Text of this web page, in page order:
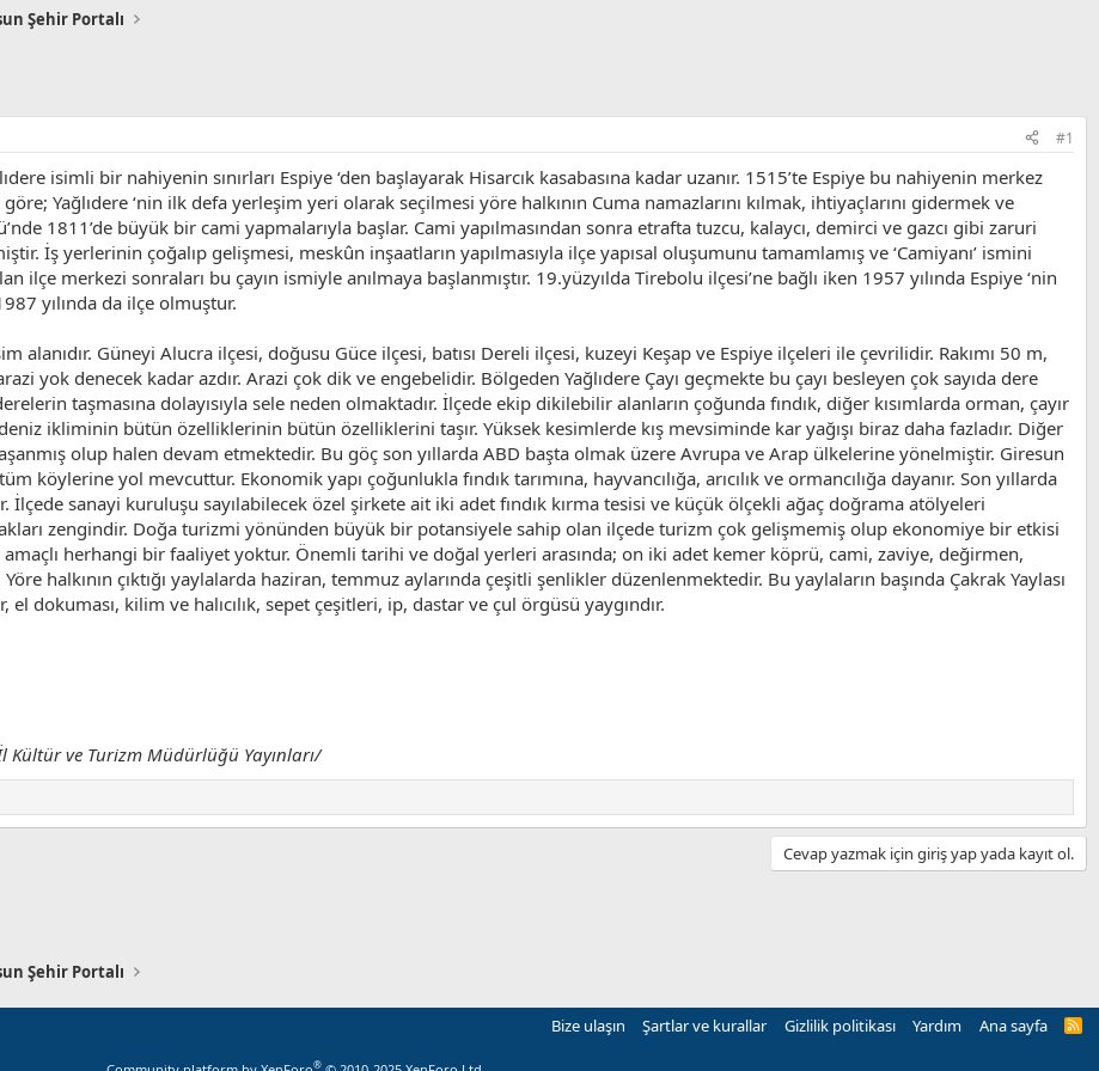
Şehir Portalı
#1
isimli bir nahiyenin sınırları Espiye ‘den başlayarak Hisarcık kasabasına kadar uzanır. 1515’te Espiye bu nahiyenin merkez
Yağlıdere ‘nin ilk defa yerleşim yeri olarak seçilmesi yöre halkının Cuma namazlarını kılmak, ihtiyaçlarını gidermek ve
1811’de büyük bir cami yapmalarıyla başlar. Cami yapılmasından sonra etrafta tuzcu, kalaycı, demirci ve gazcı gibi zaruri
İş yerlerinin çoğalıp gelişmesi, meskûn inşaatların yapılmasıyla ilçe yapısal oluşumunu tamamlamış ve ‘Camiyanı’ ismini
ilçe merkezi sonraları bu çayın ismiyle anılmaya başlanmıştır. 19.yüzyılda Tirebolu ilçesi’ne bağlı iken 1957 yılında Espiye ‘nin
yılında da ilçe olmuştur.
Güneyi Alucra ilçesi, doğusu Güce ilçesi, batısı Dereli ilçesi, kuzeyi Keşap ve Espiye ilçeleri ile çevrilidir. Rakımı 50 m,
yok denecek kadar azdır. Arazi çok dik ve engebelidir. Bölgeden Yağlıdere Çayı geçmekte bu çayı besleyen çok sayıda dere
taşmasına dolayısıyla sele neden olmaktadır. İlçede ekip dikilebilir alanların çoğunda fındık, diğer kısımlarda orman, çayır
ikliminin bütün özelliklerinin bütün özelliklerini taşır. Yüksek kesimlerde kış mevsiminde kar yağışı biraz daha fazladır. Diğer
olup halen devam etmektedir. Bu göç son yıllarda ABD başta olmak üzere Avrupa ve Arap ülkelerine yönelmiştir. Giresun
köylerine yol mevcuttur. Ekonomik yapı çoğunlukla fındık tarımına, hayvancılığa, arıcılık ve ormancılığa dayanır. Son yıllarda
İlçede sanayi kuruluşu sayılabilecek özel şirkete ait iki adet fındık kırma tesisi ve küçük ölçekli ağaç doğrama atölyeleri
zengindir. Doğa turizmi yönünden büyük bir potansiyele sahip olan ilçede turizm çok gelişmemiş olup ekonomiye bir etkisi
herhangi bir faaliyet yoktur. Önemli tarihi ve doğal yerleri arasında; on iki adet kemer köprü, cami, zaviye, değirmen,
halkının çıktığı yaylalarda haziran, temmuz aylarında çeşitli şenlikler düzenlenmektedir. Bu yaylaların başında Çakrak Yaylası
el dokuması, kilim ve halıcılık, sepet çeşitleri, ip, dastar ve çul örgüsü yaygındır.
ve Turizm Müdürlüğü Yayınları/
Cevap yazmak için giriş yap yada kayıt ol.
Şehir Portalı
Bize ulaşın Şartlar ve kurallar Gizlilik politikası Yardım Ana sayfa
R
®